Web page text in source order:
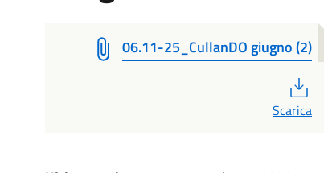
06.11-25_CullanDO giugno (2)
Scarica